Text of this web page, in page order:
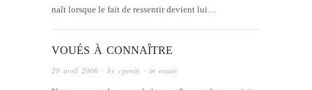
naît lorsque le fait de ressentir devient lui…
VOUÉS À CONNAÎTRE
20 avril 2006 · by cgenin · in essais